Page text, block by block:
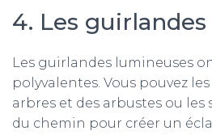
4. Les
Les guirlandes lumineuses
polyvalentes. Vous pouvez
arbres et des arbustes ou les
du chemin pour créer un